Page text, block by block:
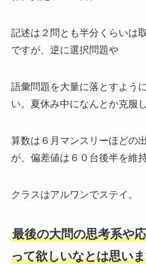
記述は２問とも半分くらいは
ですが、逆に選択問題や
語彙問題を大量に落とすよう
い。夏休み中になんとか克服
算数は６月マンスリーほどの
が、偏差値は６０台後半を維
クラスはアルワンでステイ。
最後の大問の思考系や
って欲しいなとは思い